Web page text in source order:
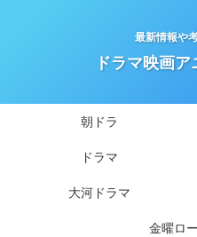
最新情報や
ドラマ映画
朝ドラ
ドラマ
大河ドラマ
金曜ロ